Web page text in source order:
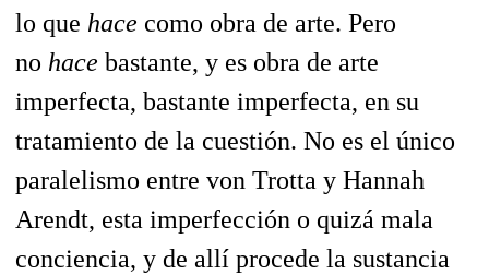
lo que hace como obra de arte. Pero
no hace bastante, y es obra de arte
imperfecta, bastante imperfecta, en su
tratamiento de la cuestión. No es el único
paralelismo entre von Trotta y Hannah
Arendt, esta imperfección o quizá mala
conciencia, y de allí procede la sustancia